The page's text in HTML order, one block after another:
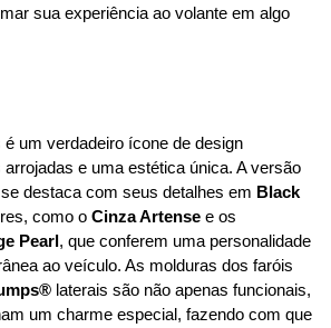
sua experiência ao volante em algo
um verdadeiro ícone de design
e uma estética única. A versão
destaca com seus detalhes em Black
como o Cinza Artense e os
Pearl , que conferem uma personalidade
ao veículo. As molduras dos faróis
laterais são não apenas funcionais,
um charme especial, fazendo com que